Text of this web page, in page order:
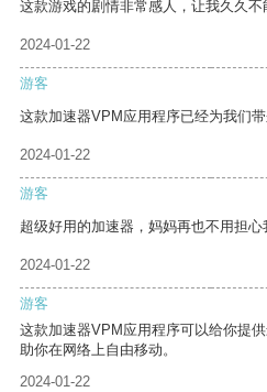
这款游戏的剧情非常感人，让我久久不
2024-01-22
游客
这款加速器VPM应用程序已经为我们带
2024-01-22
游客
超级好用的加速器，妈妈再也不用担心
2024-01-22
游客
这款加速器VPM应用程序可以给你提
助你在网络上自由移动。
2024-01-22